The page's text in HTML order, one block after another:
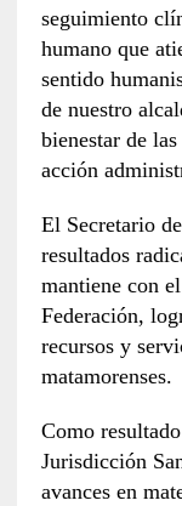
seguimiento
humano que
sentido
de nuestro
bienestar de
acción
El Secretario
resultados
mantiene con
Federación,
recursos y
matamorenses.
Como
Jurisdicción
avances en